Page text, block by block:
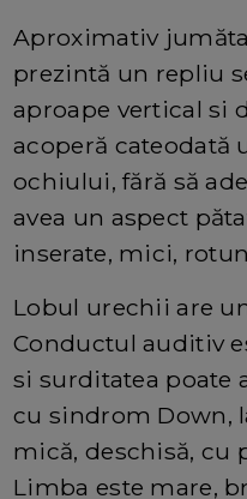
Aproximativ
prezintă un repliu
aproape vertical si
acoperă cateodată
ochiului, fără să
avea un aspect
inserate, mici,
Lobul urechii are
Conductul auditiv
si surditatea poate
cu sindrom Down,
mică, deschisă, cu
Limba este mare,